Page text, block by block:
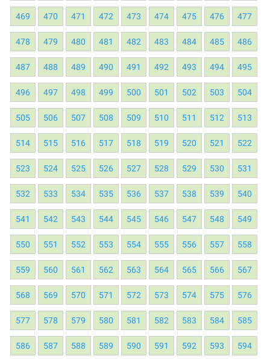
469 470 471 472 473 474 475 476 477
478 479 480 481 482 483 484 485 486
487 488 489 490 491 492 493 494 495
496 497 498 499 500 501 502 503 504
505 506 507 508 509 510 511 512 513
514 515 516 517 518 519 520 521 522
523 524 525 526 527 528 529 530 531
532 533 534 535 536 537 538 539 540
541 542 543 544 545 546 547 548 549
550 551 552 553 554 555 556 557 558
559 560 561 562 563 564 565 566 567
568 569 570 571 572 573 574 575 576
577 578 579 580 581 582 583 584 585
586 587 588 589 590 591 592 593 594